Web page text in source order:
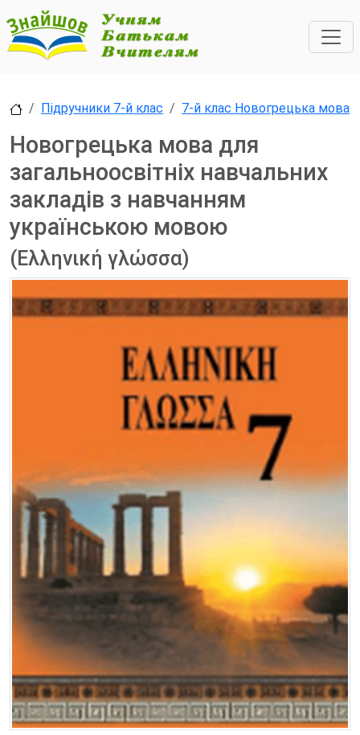
Підручники 7-й клас 7-й клас Новогрецька мова
Новогрецька мова для
загальноосвітніх навчальних
закладів з навчанням
українською мовою
(Ελληνική γλώσσα)